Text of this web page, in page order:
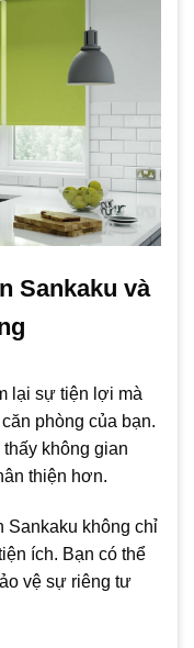
Sankaku và
lại sự tiện lợi mà
phòng của bạn.
không gian
thiện hơn.
Sankaku không chỉ
ích. Bạn có thể
vệ sự riêng tư